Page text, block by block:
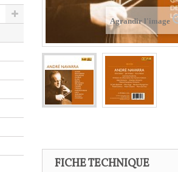
Agrandir l'image
FICHE TECHNIQUE